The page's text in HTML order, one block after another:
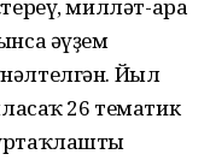
милләт-ара
әүҙем
Йыл
26 тематик